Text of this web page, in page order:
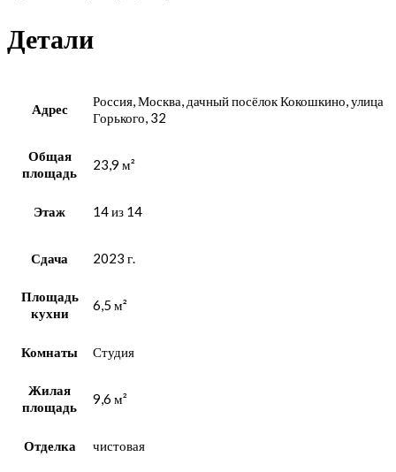
Детали
Адрес
Россия, Москва, дачный посёлок Кокошкино, улица
Горького, 32
Общая
площадь
23,9 м²
Этаж 14 из 14
Сдача 2023 г.
Площадь
кухни
6,5 м²
Комнаты Студия
Жилая
площадь
9,6 м²
Отделка чистовая